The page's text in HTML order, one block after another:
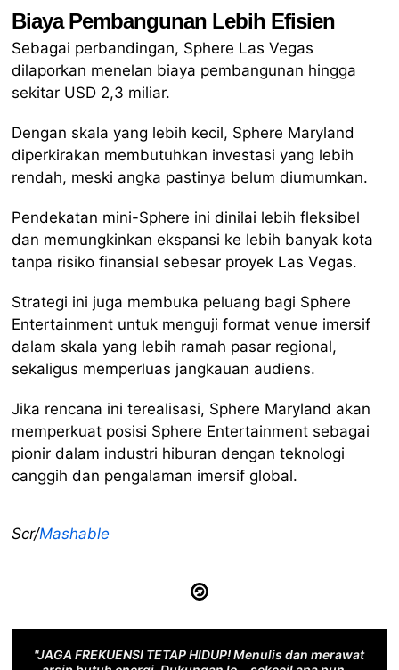
Biaya Pembangunan Lebih Efisien
Sebagai perbandingan, Sphere Las Vegas
dilaporkan menelan biaya pembangunan hingga
sekitar USD 2,3 miliar.
Dengan skala yang lebih kecil, Sphere Maryland
diperkirakan membutuhkan investasi yang lebih
rendah, meski angka pastinya belum diumumkan.
Pendekatan mini-Sphere ini dinilai lebih fleksibel
dan memungkinkan ekspansi ke lebih banyak kota
tanpa risiko finansial sebesar proyek Las Vegas.
Strategi ini juga membuka peluang bagi Sphere
Entertainment untuk menguji format venue imersif
dalam skala yang lebih ramah pasar regional,
sekaligus memperluas jangkauan audiens.
Jika rencana ini terealisasi, Sphere Maryland akan
memperkuat posisi Sphere Entertainment sebagai
pionir dalam industri hiburan dengan teknologi
canggih dan pengalaman imersif global.
Scr/Mashable
"JAGA FREKUENSI TETAP HIDUP! Menulis dan merawat